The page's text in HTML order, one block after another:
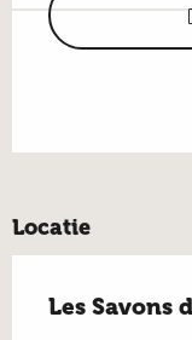
Locatie
Les Savons